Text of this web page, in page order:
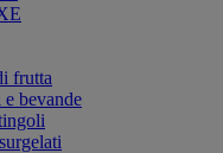
frutta
bevande